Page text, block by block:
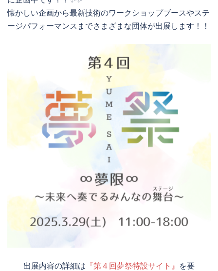
懐かしい企画から最新技術のワークショップブースやステ
ージパフォーマンスまでさまざまな団体が出展します！！
出展内容の詳細は 『第４回夢祭特設サイト』 を要